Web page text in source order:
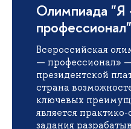
Олимпиада
профессионал"
Всероссийская
— профессионал»
президентской
страна
ключевых
является
задания